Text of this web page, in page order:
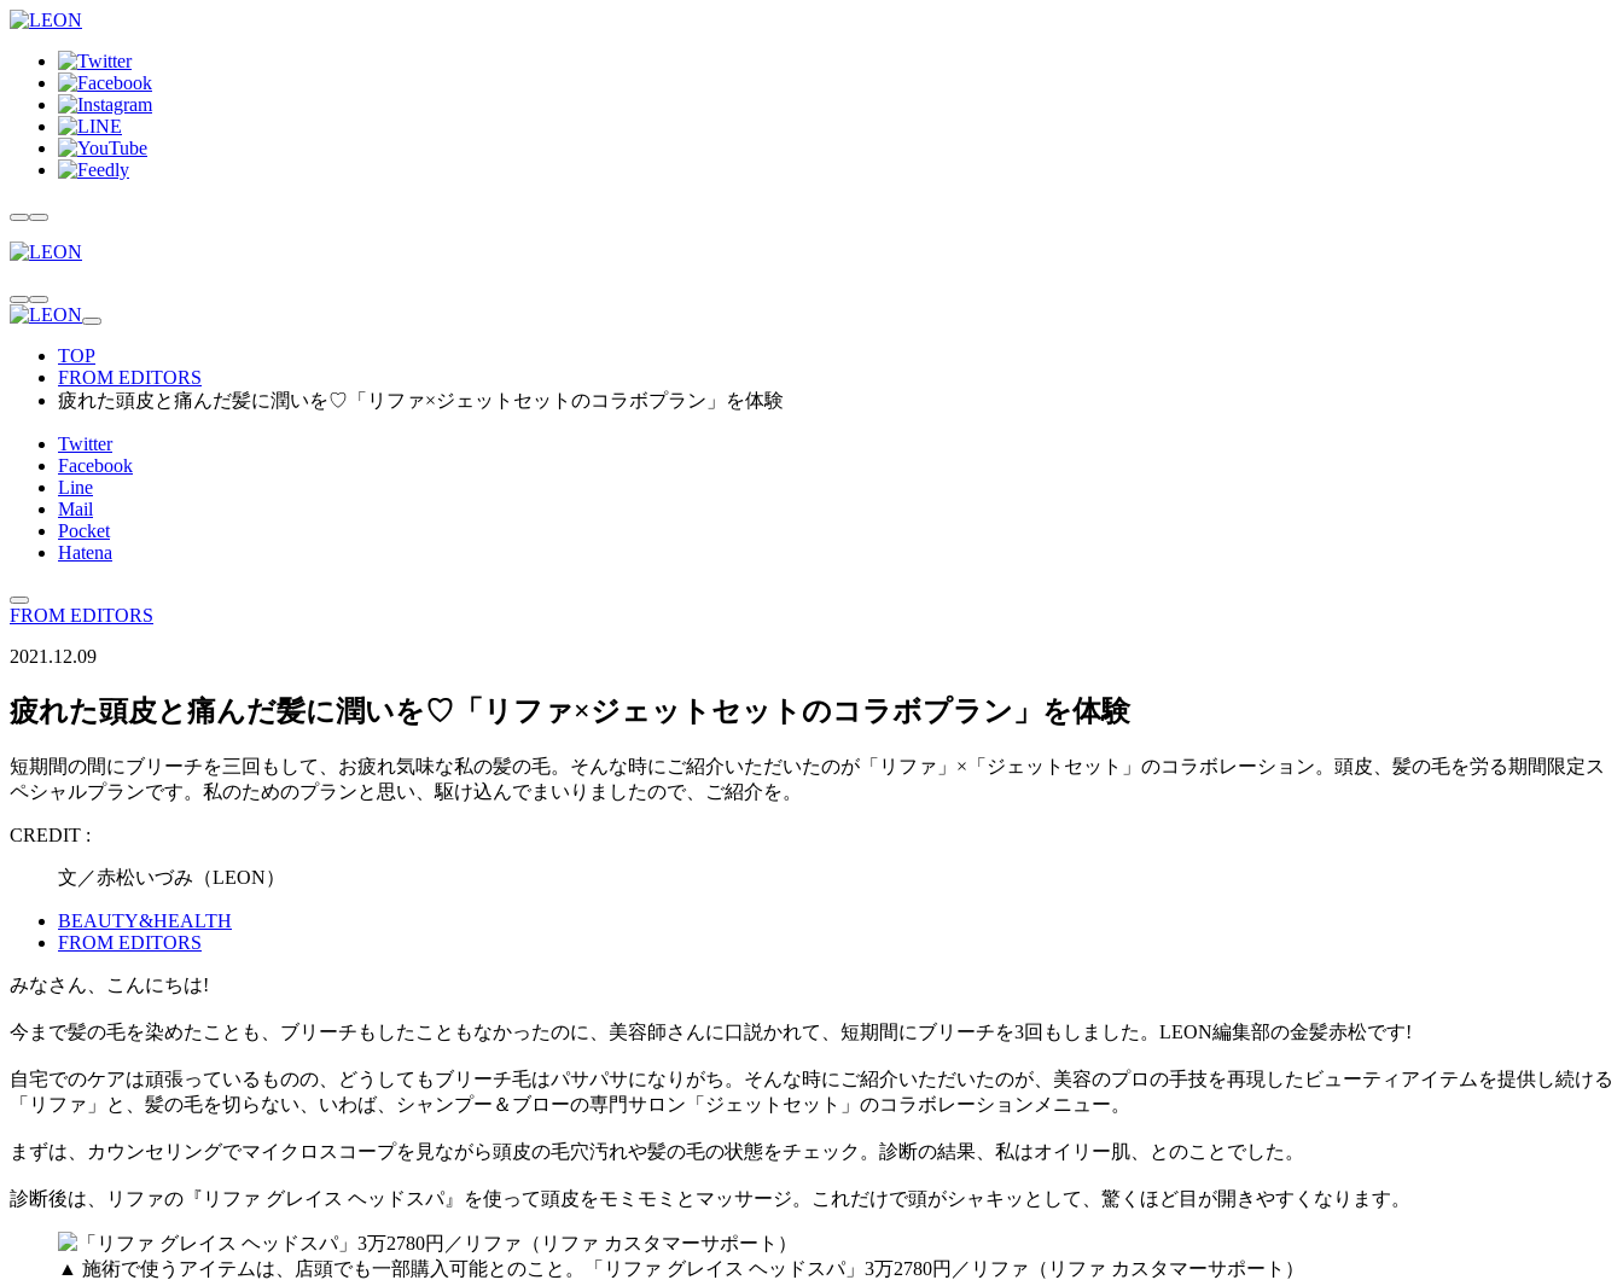
TOP
FROM EDITORS
疲れた頭皮と痛んだ髪に潤いを♡「リファ×ジェットセットのコラボプラン」を体験
Twitter
Facebook
Line
Mail
Pocket
Hatena
FROM EDITORS
2021.12.09
疲れた頭皮と痛んだ髪に潤いを♡「リファ×ジェットセットのコラボプラン」を体験
短期間の間にブリーチを三回もして、お疲れ気味な私の髪の毛。そんな時にご紹介いただいたのが「リファ」×「ジェットセット」のコラボレーション。頭皮、髪の毛を労る期間限定ス
ペシャルプランです。私のためのプランと思い、駆け込んでまいりましたので、ご紹介を。
CREDIT :
文／赤松いづみ（LEON）
BEAUTY&HEALTH
FROM EDITORS
みなさん、こんにちは!
今まで髪の毛を染めたことも、ブリーチもしたこともなかったのに、美容師さんに口説かれて、短期間にブリーチを3回もしました。LEON編集部の金髪赤松です!
自宅でのケアは頑張っているものの、どうしてもブリーチ毛はパサパサになりがち。そんな時にご紹介いただいたのが、美容のプロの手技を再現したビューティアイテムを提供し続ける
「リファ」と、髪の毛を切らない、いわば、シャンプー＆ブローの専門サロン「ジェットセット」のコラボレーションメニュー。
まずは、カウンセリングでマイクロスコープを見ながら頭皮の毛穴汚れや髪の毛の状態をチェック。診断の結果、私はオイリー肌、とのことでした。
診断後は、リファの『リファ グレイス ヘッドスパ』を使って頭皮をモミモミとマッサージ。これだけで頭がシャキッとして、驚くほど目が開きやすくなります。
▲ 施術で使うアイテムは、店頭でも一部購入可能とのこと。「リファ グレイス ヘッドスパ」3万2780円／リファ（リファ カスタマーサポート）